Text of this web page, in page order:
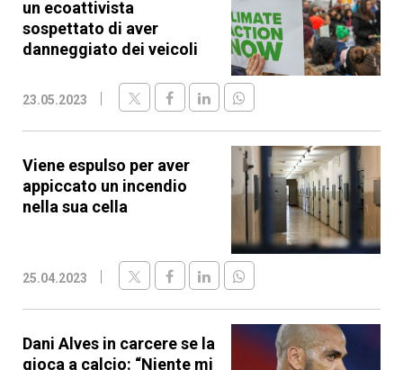
un ecoattivista
sospettato di aver
danneggiato dei veicoli
23.05.2023
Viene espulso per aver
appiccato un incendio
nella sua cella
25.04.2023
Dani Alves in carcere se la
gioca a calcio: “Niente mi